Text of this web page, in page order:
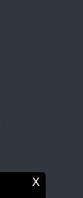
x